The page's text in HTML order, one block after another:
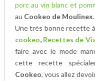
porc au vin blanc et
au Cookeo de Moulinex.
Une très bonne recette
cookeo, Recettes de
faire avec le mode
cette recette
Cookeo, vous allez